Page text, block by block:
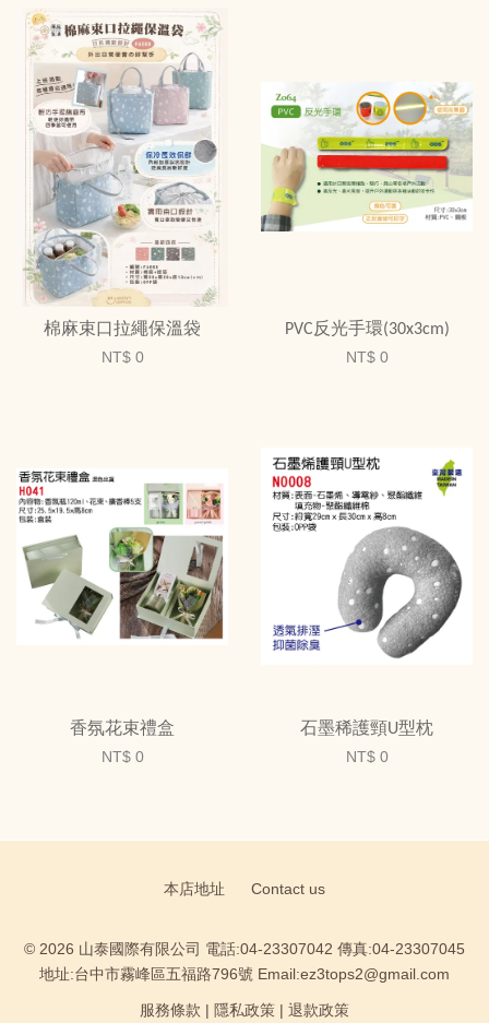
棉麻束口拉繩保溫袋
NT$ 0
PVC反光手環(30x3cm)
NT$ 0
香氛花束禮盒
NT$ 0
石墨稀護頸U型枕
NT$ 0
本店地址 Contact us
© 2026 山泰國際有限公司 電話:04-23307042 傳真:04-23307045
地址:台中市霧峰區五福路796號 Email:ez3tops2@gmail.com
服務條款 隱私政策 退款政策